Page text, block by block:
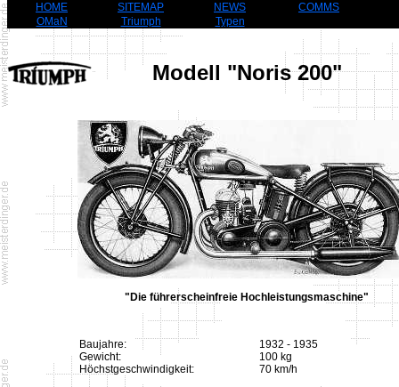
HOME SITEMAP NEWS
COMMS
OMaN
Triumph Typen
Modell "Noris 200"
"Die führerscheinfreie Hochleistungsmaschine"
Baujahre:
1932 - 1935
Gewicht:
100 kg
Höchstgeschwindigkeit:
70 km/h